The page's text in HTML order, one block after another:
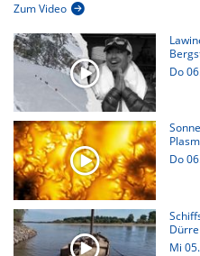
Zum Video
Do
Do
Mi